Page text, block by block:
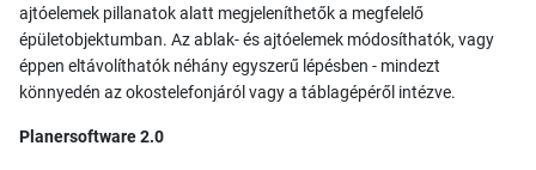
ajtóelemek pillanatok alatt megjeleníthetők a megfelelő
épületobjektumban. Az ablak- és ajtóelemek módosíthatók, vagy
éppen eltávolíthatók néhány egyszerű lépésben - mindezt
könnyedén az okostelefonjáról vagy a táblagépéről intézve.
Planersoftware 2.0